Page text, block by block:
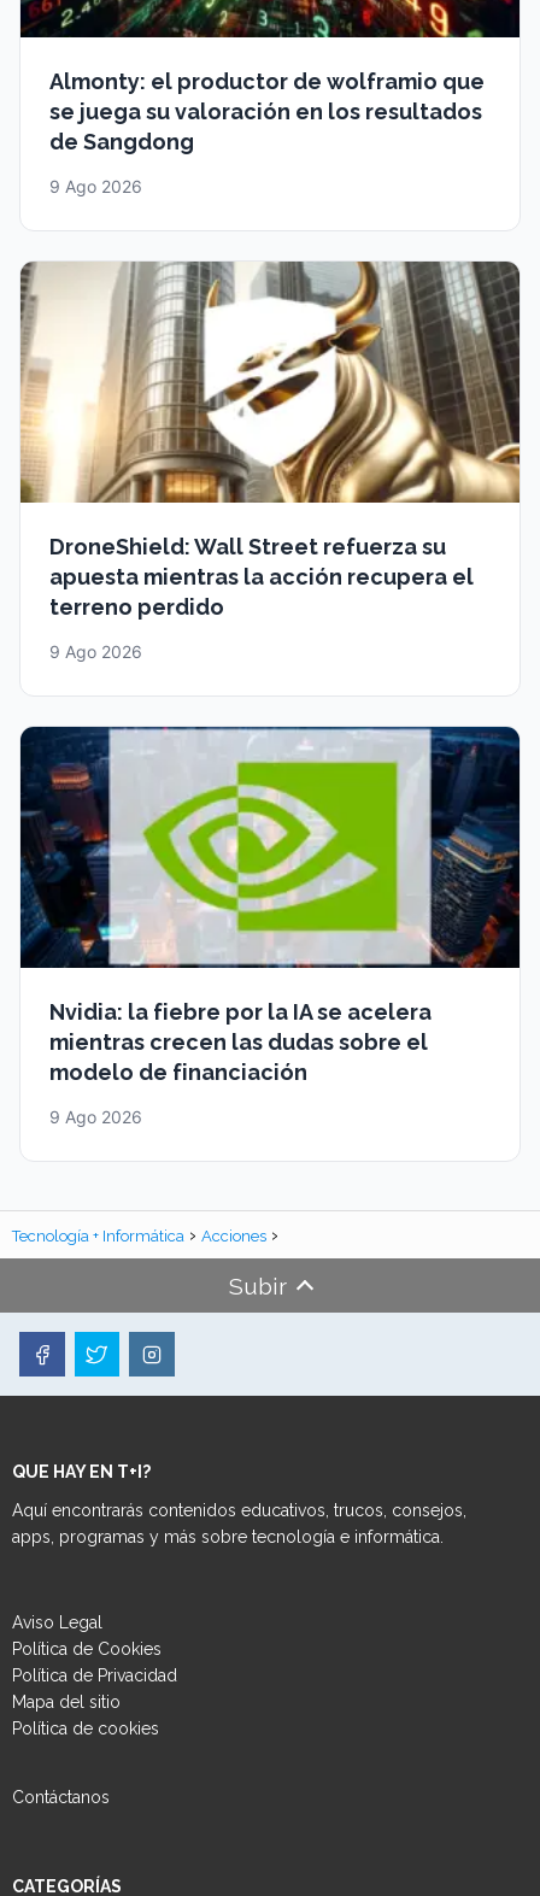
Almonty: el productor de wolframio que
se juega su valoración en los resultados
de Sangdong
9 Ago 2026
DroneShield: Wall Street refuerza su
apuesta mientras la acción recupera el
terreno perdido
9 Ago 2026
Nvidia: la fiebre por la IA se acelera
mientras crecen las dudas sobre el
modelo de financiación
9 Ago 2026
Tecnología + Informática Acciones
Subir
QUE HAY EN T+I?
Aquí encontrarás contenidos educativos, trucos, consejos,
apps, programas y más sobre tecnología e informática.
Aviso Legal
Política de Cookies
Política de Privacidad
Mapa del sitio
Política de cookies
Contáctanos
CATEGORÍAS